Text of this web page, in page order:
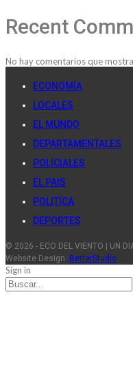
Recent
No hay comentarios que
ECONOMÍA
LOCALES
EL MUNDO
DEPARTAMENTALES
POLICIALES
EL PAIS
POLITÍCA
DEPORTES
© 2026 - ECO DEL VIENTO | UN
Website Design: BetterStudio
Sign in